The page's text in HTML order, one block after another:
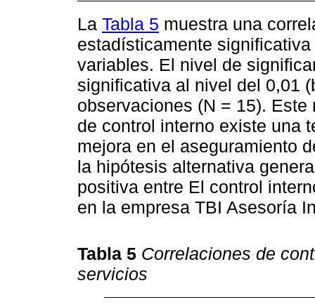
La Tabla 5 muestra una
estadísticamente
variables. El nivel de
significativa al nivel del 0,01
observaciones (N = 15).
de control interno existe una
mejora en el aseguramiento
la hipótesis alternativa
positiva entre El control
en la empresa TBI Asesoría
Tabla 5 Correlaciones de
servicios